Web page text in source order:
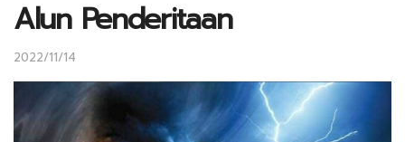
Alun Penderitaan
2022/11/14